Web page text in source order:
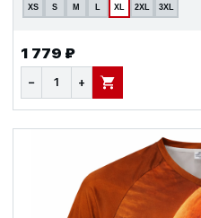
XS S M XL 2XL 3XL
1 779 ₽
− + В КОРЗИНУ